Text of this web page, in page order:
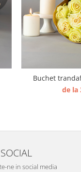
Buchet
de la
SOCIAL
ne in social media